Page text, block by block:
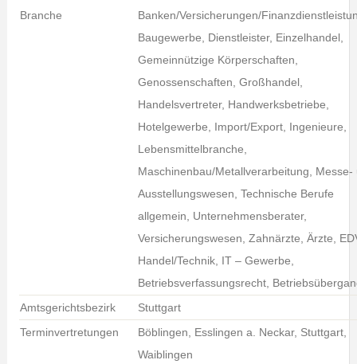
Branche
Banken/Versicherungen/
Baugewerbe, Dienstleister, Einzelhandel,
Gemeinnützige Körperschaften,
Genossenschaften, Großhandel,
Handelsvertreter, Handwerksbetriebe,
Hotelgewerbe, Import/Export, Ingenieure,
Lebensmittelbranche,
Maschinenbau/Metallverarbeitung, Messe-
Ausstellungswesen, Technische Berufe
allgemein, Unternehmensberater,
Versicherungswesen, Zahnärzte, Ärzte,
Handel/Technik, IT – Gewerbe,
Betriebsverfassungsrecht,
Amtsgerichtsbezirk
Stuttgart
Terminvertretungen
Böblingen, Esslingen a. Neckar, Stuttgart,
Waiblingen